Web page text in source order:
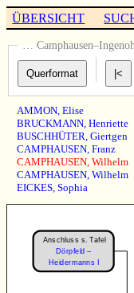
ÜBERSICHT
…
AMMON,Elise
BRUCKMANN,Henriette
BUSCHHÜTER,Giertgen
CAMPHAUSEN,Franz
CAMPHAUSEN,Wilhelm
CAMPHAUSEN,Wilhelm
EICKES,Sophia
Anschluss s. Tafel
Dörpfeld –
Heidermanns I